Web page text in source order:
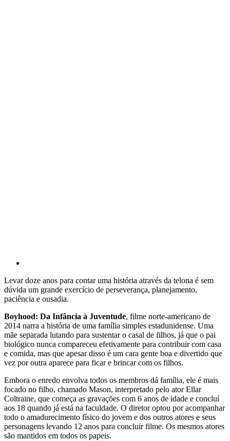
Levar doze anos para contar uma história através da telona é sem
dúvida um grande exercício de perseverança, planejamento,
paciência e ousadia.
Boyhood: Da Infância à Juventude, filme norte-americano de
2014 narra a história de uma família simples estadunidense. Uma
mãe separada lutando para sustentar o casal de filhos, já que o pai
biológico nunca compareceu efetivamente para contribuir com casa
e comida, mas que apesar disso é um cara gente boa e divertido que
vez por outra aparece para ficar e brincar com os filhos.
Embora o enredo envolva todos os membros dá família, ele é mais
focado no filho, chamado Mason, interpretado pelo ator Ellar
Coltraine, que começa as gravações com 6 anos de idade e concluí
aos 18 quando já está na faculdade. O diretor optou por acompanhar
todo o amadurecimento físico do jovem e dos outros atores e seus
personagens levando 12 anos para concluir filme. Os mesmos atores
são mantidos em todos os papeis.